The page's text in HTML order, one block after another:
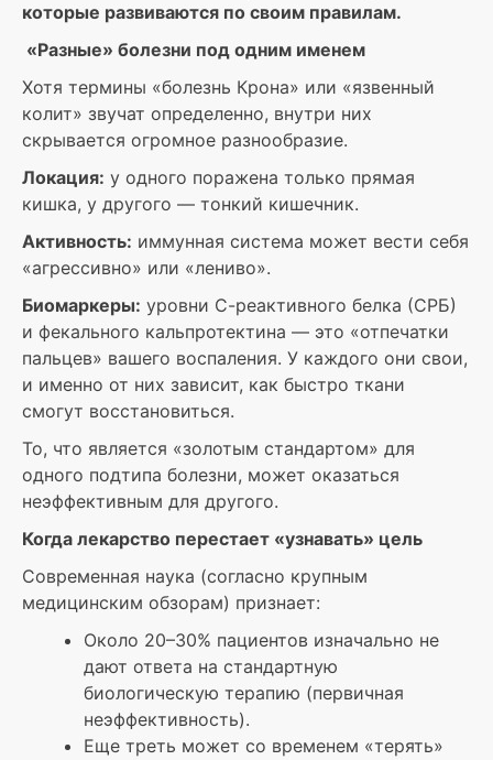
которые развиваются по своим правилам.
«Разные» болезни под одним именем
Хотя термины «болезнь Крона» или «язвенный
колит» звучат определенно, внутри них
скрывается огромное разнообразие.
Локация: у одного поражена только прямая
кишка, у другого — тонкий кишечник.
Активность: иммунная система может вести себя
«агрессивно» или «лениво».
Биомаркеры: уровни С-реактивного белка (СРБ)
и фекального кальпротектина — это «отпечатки
пальцев» вашего воспаления. У каждого они свои,
и именно от них зависит, как быстро ткани
смогут восстановиться.
То, что является «золотым стандартом» для
одного подтипа болезни, может оказаться
неэффективным для другого.
Когда лекарство перестает «узнавать» цель
Современная наука (согласно крупным
медицинским обзорам) признает:
Около 20–30% пациентов изначально не
дают ответа на стандартную
биологическую терапию (первичная
неэффективность).
Еще треть может со временем «терять»